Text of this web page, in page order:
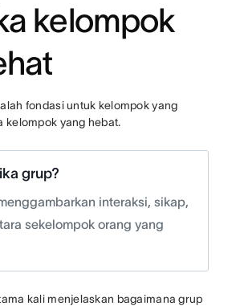
kelompok
fondasi untuk kelompok yang
kelompok yang hebat.
grup?
interaksi, sikap,
sekelompok orang yang
kali menjelaskan bagaimana grup